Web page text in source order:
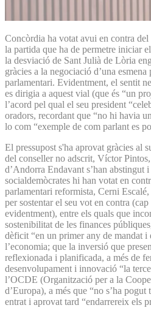
Concòrdia ha votat avui en contra del
la partida que ha de permetre iniciar
la desviació de Sant Julià de Lòria
gràcies a la negociació d’una
parlamentari. Evidentment, el sentit
es dirigia a aquest vial (que és “un
l’acord pel qual el seu president
oradors, recordant que “no hi havia
lo com “exemple de com parlant es
El pressupost s'ha aprovat gràcies al
del conseller no adscrit, Víctor
d’Andorra Endavant s’han abstingut
socialdemòcrates hi han votat en
parlamentari reformista, Cerni
per sostentar el seu vot en contra
evidentment), entre els quals que
sostenibilitat de les finances
dèficit “en un primer any de mandat i
l’economia; que la inversió que
reflexionada i planificada, a més de
desenvolupament i innovació “la
l’OCDE (Organització per a la
d’Europa), a més que “no s’ha
entrat i aprovat tard “endarrereix els